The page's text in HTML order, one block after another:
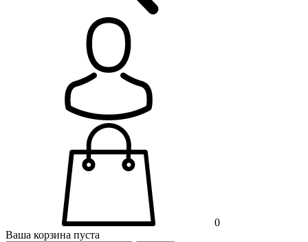
0
Ваша корзина пуста